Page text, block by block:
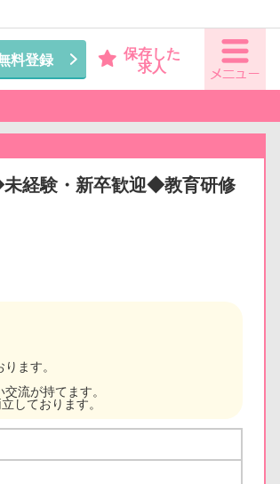
料登録
保存した
求人
経験・新卒歓迎◆教育研修
ます。
流が持てます。
しております。